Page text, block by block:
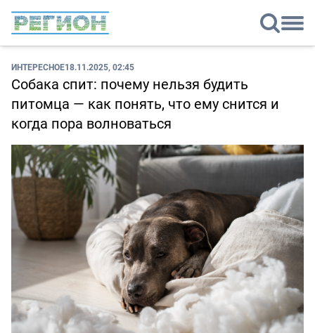
ИНТЕРЕСНОЕ18.11.2025, 02:45
Собака спит: почему нельзя будить
питомца — как понять, что ему снится и
когда пора волноваться